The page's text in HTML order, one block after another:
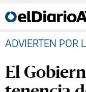
ADVIERTEN POR
El